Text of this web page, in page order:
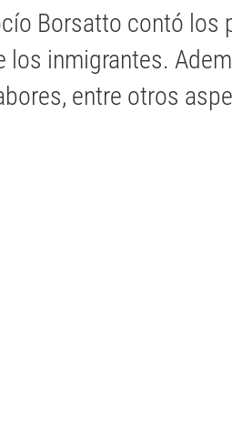
Borsatto contó los
los inmigrantes.
entre otros